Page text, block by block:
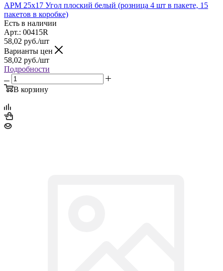
APM 25x17 Угол плоский белый (розница 4 шт в пакете, 15
пакетов в коробке)
Есть в наличии
Арт.: 00415R
58,02 руб./шт
Варианты цен
58,02 руб./шт
Подробности
В корзину